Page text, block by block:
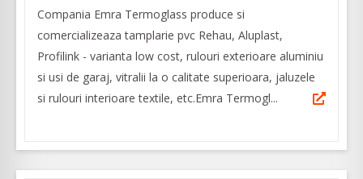
Compania Emra Termoglass produce si
comercializeaza tamplarie pvc Rehau, Aluplast,
Profilink - varianta low cost, rulouri exterioare aluminiu
si usi de garaj, vitralii la o calitate superioara, jaluzele
si rulouri interioare textile, etc.Emra Termogl...